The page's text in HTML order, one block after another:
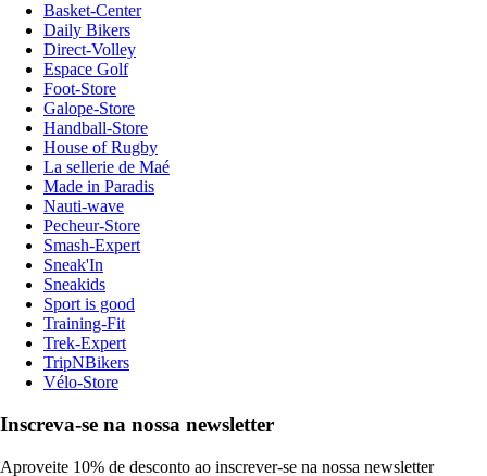
Basket-Center
Daily Bikers
Direct-Volley
Espace Golf
Foot-Store
Galope-Store
Handball-Store
House of Rugby
La sellerie de Maé
Made in Paradis
Nauti-wave
Pecheur-Store
Smash-Expert
Sneak'In
Sneakids
Sport is good
Training-Fit
Trek-Expert
TripNBikers
Vélo-Store
Inscreva-se na nossa newsletter
Aproveite 10% de desconto ao inscrever-se na nossa newsletter